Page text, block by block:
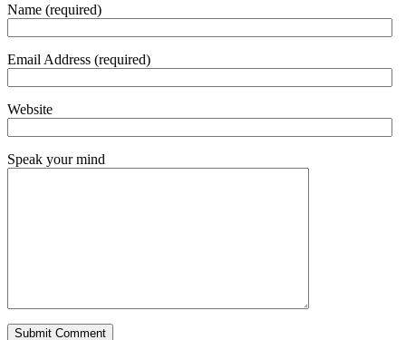
Name (required)
Email Address (required)
Website
Speak your mind